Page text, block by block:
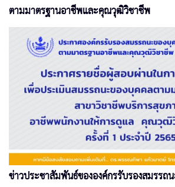
ตามมาตรฐานอาชีพและคุณวุฒิวิชาชีพ
ข่าวประชาสัมพันธ์ขององค์กรรับรองสมรรถ